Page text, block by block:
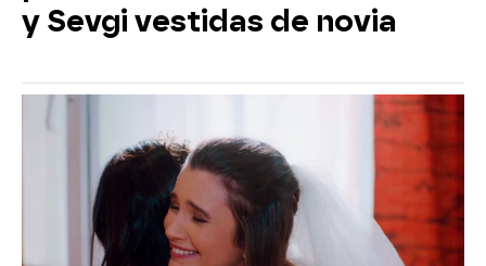
y Sevgi vestidas de novia